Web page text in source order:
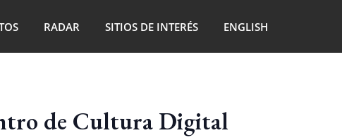
RADAR SITIOS DE INTERÉS ENGLISH
de Cultura Digital